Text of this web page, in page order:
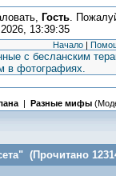
Гость.
13:39:35
Начало |
с бесланским
в фотографиях.
| Разные мифы
(Прочитано